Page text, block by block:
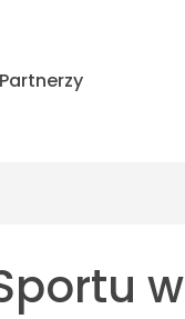
Partnerzy
w